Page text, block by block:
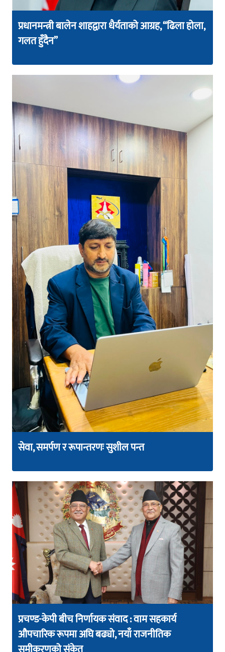
प्रधानमन्त्री बालेन शाहद्वारा धैर्यताको आग्रह, “ढिला होला,
गलत हुँदैन”
सेवा, समर्पण र रूपान्तरणः सुशील पन्त
प्रचण्ड-केपी बीच निर्णायक संवाद : वाम सहकार्य
औपचारिक रूपमा अघि बढ्यो, नयाँ राजनीतिक